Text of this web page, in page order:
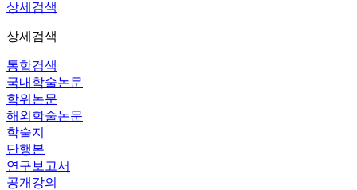
상세검색
상세검색
통합검색
국내학술논문
학위논문
해외학술논문
학술지
단행본
연구보고서
공개강의